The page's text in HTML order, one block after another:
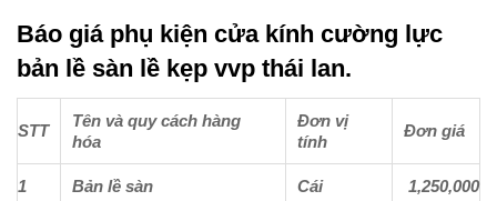
Báo giá phụ kiện cửa kính cường lực
bản lề sàn lề kẹp vvp thái lan.
STT
Tên và quy cách hàng
hóa
Đơn vị
tính
Đơn giá
1 Bản lề sàn Cái 1,250,000